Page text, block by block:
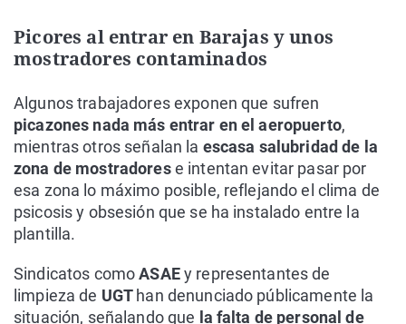
Picores al entrar en Barajas y unos
mostradores contaminados
Algunos trabajadores exponen que sufren
picazones nada más entrar en el aeropuerto,
mientras otros señalan la escasa salubridad de la
zona de mostradorese intentan evitar pasar por
esa zona lo máximo posible, reflejando el clima de
psicosis y obsesión que se ha instalado entre la
plantilla.
Sindicatos comoASAEy representantes de
limpieza de UGT han denunciado públicamente la
situación, señalando que la falta de personal de